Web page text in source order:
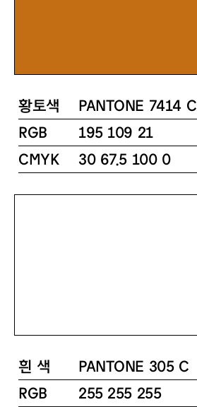
황토색
PANTONE 7414 C
RGB
195 109 21
CMYK
30 67.5 100 0
흰 색
PANTONE 305 C
RGB
255 255 255